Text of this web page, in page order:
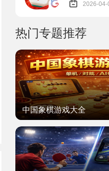
2026-04-
热门专题推荐
中国象棋游戏大全